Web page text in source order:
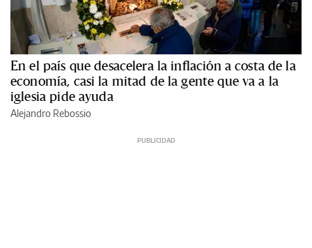
En el país que desacelera la inflación a costa de la
economía, casi la mitad de la gente que va a la
iglesia pide ayuda
Alejandro Rebossio